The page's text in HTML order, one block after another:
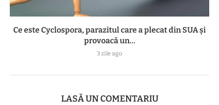
Ce este Cyclospora, parazitul care a plecat din SUA și
provoacă un...
3 zile ago
LASĂ UN COMENTARIU